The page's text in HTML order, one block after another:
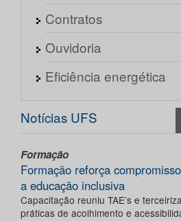
Contratos
Ouvidoria
Eficiência energética
Notícias UFS
Formação
Formação reforça
a educação inclusiva
Capacitação reuniu TAE’s e
práticas de acolhimento e